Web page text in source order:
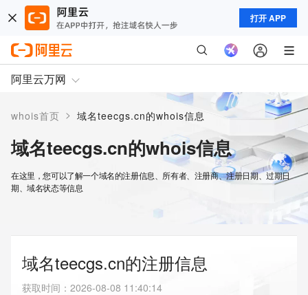
打开 APP
阿里云万网
whois首页 > 域名teecgs.cn的whois信息
域名teecgs.cn的whois信息
在这里，您可以了解一个域名的注册信息、所有者、注册商、注册日期、过期日
期、域名状态等信息
域名teecgs.cn的注册信息
获取时间 ： 2026-08-08 11:40:14